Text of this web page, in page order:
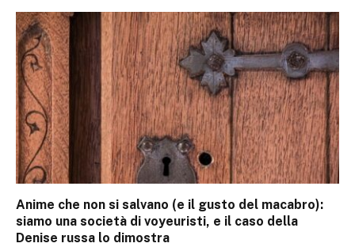
Anime che non si salvano (e il gusto del macabro):
siamo una società di voyeuristi, e il caso della
Denise russa lo dimostra